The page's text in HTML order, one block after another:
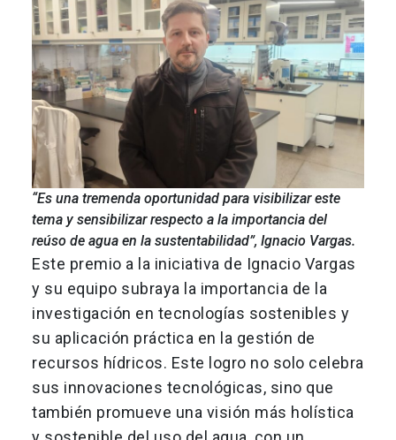
“Es una tremenda oportunidad para visibilizar este
tema y sensibilizar respecto a la importancia del
reúso de agua en la sustentabilidad”, Ignacio Vargas.
Este premio a la iniciativa de Ignacio Vargas
y su equipo subraya la importancia de la
investigación en tecnologías sostenibles y
su aplicación práctica en la gestión de
recursos hídricos. Este logro no solo celebra
sus innovaciones tecnológicas, sino que
también promueve una visión más holística